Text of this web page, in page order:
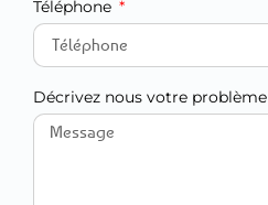
Téléphone
Décrivez nous votre problème